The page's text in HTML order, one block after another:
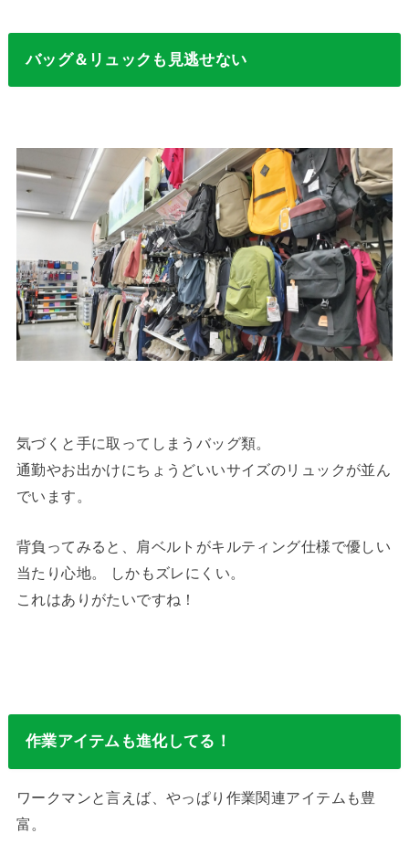
バッグ＆リュックも見逃せない
気づくと手に取ってしまうバッグ類。
通勤やお出かけにちょうどいいサイズのリュックが並ん
でいます。
背負ってみると、肩ベルトがキルティング仕様で優しい
当たり心地。 しかもズレにくい。
これはありがたいですね！
作業アイテムも進化してる！
ワークマンと言えば、やっぱり作業関連アイテムも豊
富。